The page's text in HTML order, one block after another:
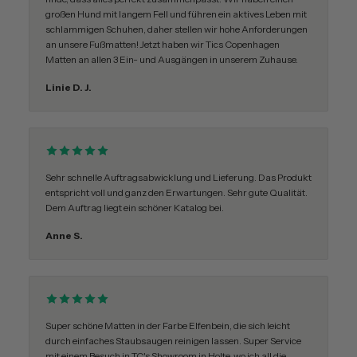
großen Hund mit langem Fell und führen ein aktives Leben mit
schlammigen Schuhen, daher stellen wir hohe Anforderungen
an unsere Fußmatten! Jetzt haben wir Tics Copenhagen
Matten an allen 3 Ein- und Ausgängen in unserem Zuhause.
Linie D. J.
Sehr schnelle Auftragsabwicklung und Lieferung. Das Produkt
entspricht voll und ganz den Erwartungen. Sehr gute Qualität.
Dem Auftrag liegt ein schöner Katalog bei.
Anne S.
Super schöne Matten in der Farbe Elfenbein, die sich leicht
durch einfaches Staubsaugen reinigen lassen. Super Service